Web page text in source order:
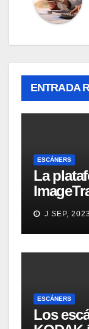
ENTRADA
ESCÁNERS
La
botella
LabOne
J SEP, 2023
ESCÁNERS
Los